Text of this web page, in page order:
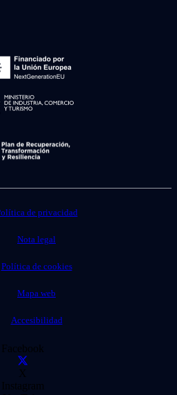
de privacidad
Nota legal
Política de cookies
Mapa web
Accesibilidad
Facebook
X
Instagram